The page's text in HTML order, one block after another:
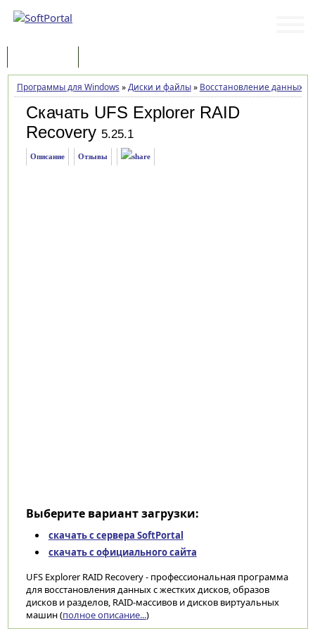
Программы для Windows »Диски и файлы» Восстановление данных
Скачать UFS Explorer RAID
Recovery 5.25.1
Описание Отзывы
Выберите вариант загрузки:
скачать с сервера SoftPortal
скачать с официального сайта
UFS Explorer RAID Recovery - профессиональная программа
для восстановления данных с жестких дисков, образов
дисков и разделов, RAID-массивов и дисков виртуальных
машин (полное описание...)